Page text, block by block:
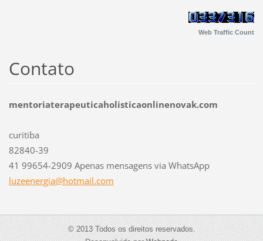
Web Traffic Count
Contato
mentoriaterapeuticaholisticaonlinenovak.com
curitiba
82840-39
41 99654-2909 Apenas mensagens via WhatsApp
luzeenergia@hotmail.com
© 2013 Todos os direitos reservados.